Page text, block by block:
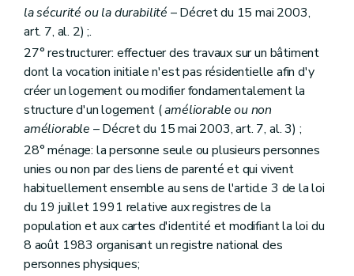
Section 2bis Des contrats d'objectifs– Décret du 20 juillet 2005, art. 29, §1
Art. 162
Section 3
Sous-section première De la tutelle
Art. 163
Art. 164
Art. 165
Sous-section premièrebis
De la réalisation d'audits
Art. 165bis
Sous-section 2
Du commissaire
Art. 166
Art. 167
Art. 168
Art. 169
Sous-section 3 Du plan de gestion
Art. 170
Art. 171
Section 3bis
la sécurité ou la durabilité – Décret du 15 mai 2003,
art. 7, al. 2) ;.
27° restructurer: effectuer des travaux sur un bâtiment
dont la vocation initiale n'est pas résidentielle afin d'y
créer un logement ou modifier fondamentalement la
structure d'un logement (améliorable ou non
améliorable – Décret du 15 mai 2003, art. 7, al. 3) ;
28° ménage: la personne seule ou plusieurs personnes
unies ou non par des liens de parenté et qui vivent
habituellement ensemble au sens de l'article 3 de la loi
du 19 juillet 1991 relative aux registres de la
population et aux cartes d'identité et modifiant la loi du
8 août 1983 organisant un registre national des
personnes physiques;